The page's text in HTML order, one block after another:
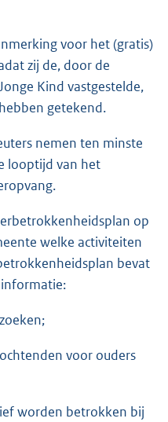
voor het (gratis)
zij de, door de
Kind vastgestelde,
getekend.
nemen ten minste
looptijd van het
op
welke activiteiten
bevat
voor ouders
worden betrokken bij